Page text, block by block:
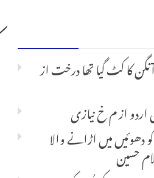
کا کٹ گیا تھا درختاز
ازم خ نیازی
دھوئیں میں اڑانے والا
حسین